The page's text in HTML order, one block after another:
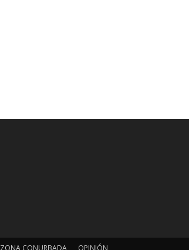
ZONA CONURBADA OPINIÓN